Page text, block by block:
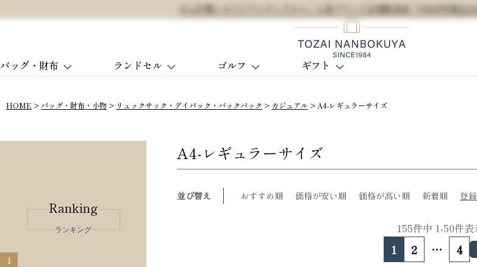
大人可愛いオリジナルランドセル / 人気ブランド正規販売店 / 5,500円(税込)
バッグ・財布 ランドセル ゴルフ ギフト
HOME バッグ・財布・小物 リュックサック・デイパック・バックパック カジュアル A4-レギュラーサイズ
Ranking
ランキング
1 4
A4-レギュラーサイズ
並び替え おすすめ順 価格が安い順 価格が高い順 新着順 登
155件中 1-50件表
1 2 … 4